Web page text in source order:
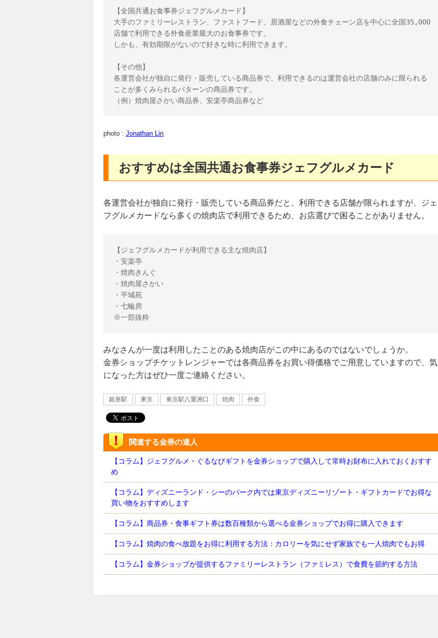
【全国共通お食事券ジェフグルメカード】
大手のファミリーレストラン、ファストフード、居酒屋などの外食チェーン店を中心に全国35,000
店舗で利用できる外食産業最大のお食事券です。
しかも、有効期限がないので好きな時に利用できます。
【その他】
各運営会社が独自に発行・販売している商品券で、利用できるのは運営会社の店舗のみに限られる
ことが多くみられるパターンの商品券です。
photo : Jonathan Lin
おすすめは全国共通お食事券ジェフグルメカード
各運営会社が独自に発行・販売している商品券だと、利用できる店舗が限られますが、ジェ
フグルメカードなら多くの焼肉店で利用できるため、お店選びで困ることがありません。
【ジェフグルメカードが利用できる主な焼肉店】
・安楽亭
・焼肉きんぐ
・焼肉屋さかい
・平城苑
・七輪房
みなさんが一度は利用したことのある焼肉店がこの中にあるのではないでしょうか。
金券ショップチケットレンジャーでは各商品券をお買い得価格でご用意していますので、気
になった方はぜひ一度ご連絡ください。
銀座駅 東京 東京駅八重洲口 焼肉 外食
関連する金券の達人
【コラム】ジェフグルメ・ぐるなびギフトを金券ショップで購入して常時お財布に入れておくおすす
め
【コラム】ディズニーランド・シーのパーク内では東京ディズニーリゾート・ギフトカードでお得な
買い物をおすすめします
【コラム】商品券・食事ギフト券は数百種類から選べる金券ショップでお得に購入できます
【コラム】焼肉の食べ放題をお得に利用する方法：カロリーを気にせず家族でも一人焼肉でもお得
【コラム】金券ショップが提供するファミリーレストラン（ファミレス）で食費を節約する方法